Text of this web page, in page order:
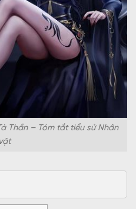
Thần – Tóm tắt tiểu sử Nhân
vật